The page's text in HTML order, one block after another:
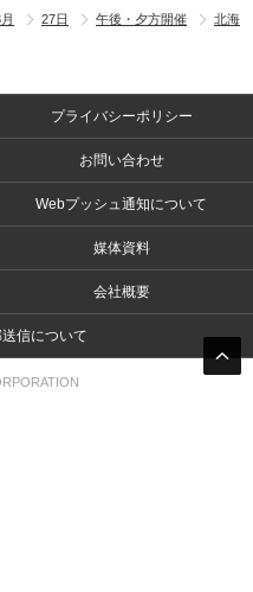
27日 午後・夕方開催
北海
プライバシーポリシー
お問い合わせ
Webプッシュ通知について
媒体資料
会社概要
信について